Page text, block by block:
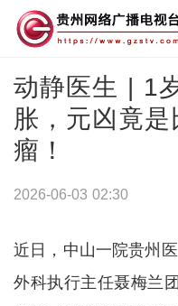
动静医生 | 1
胀，元凶竟
瘤！
2026-06-03 02:30
近日，中山一院贵州
外科执行主任聂梅兰